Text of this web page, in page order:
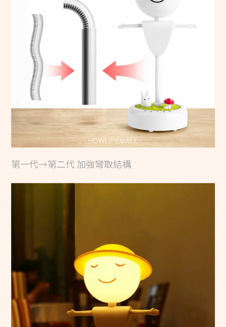
第一代→第二代 加強彎取結構